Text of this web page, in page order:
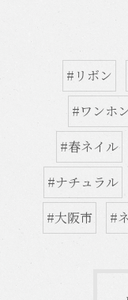
#リボン
#ワンホ
#春ネイル
#ナチュラル
#大阪市
#